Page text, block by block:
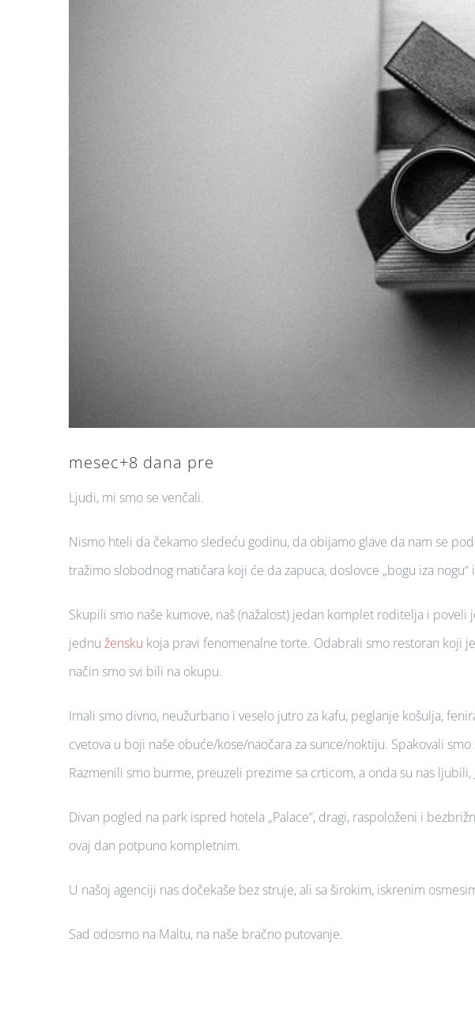
mesec+8 dana pre
Ljudi, mi smo se venčali.
Nismo hteli da čekamo sledeću godinu, da obijamo glave da nam se
tražimo slobodnog matičara koji će da zapuca, doslovce „bogu iza
Skupili smo naše kumove, naš (nažalost) jedan komplet roditelja i
jednu žensku koja pravi fenomenalne torte. Odabrali smo restoran koji
način smo svi bili na okupu.
Imali smo divno, neužurbano i veselo jutro za kafu, peglanje košulja,
cvetova u boji naše obuće/kose/naočara za sunce/noktiju. Spakovali
Razmenili smo burme, preuzeli prezime sa crticom, a onda su nas
Divan pogled na park ispred hotela „Palace“, dragi, raspoloženi i
ovaj dan potpuno kompletnim.
U našoj agenciji nas dočekaše bez struje, ali sa širokim, iskrenim
Sad odosmo na Maltu, na naše bračno putovanje.